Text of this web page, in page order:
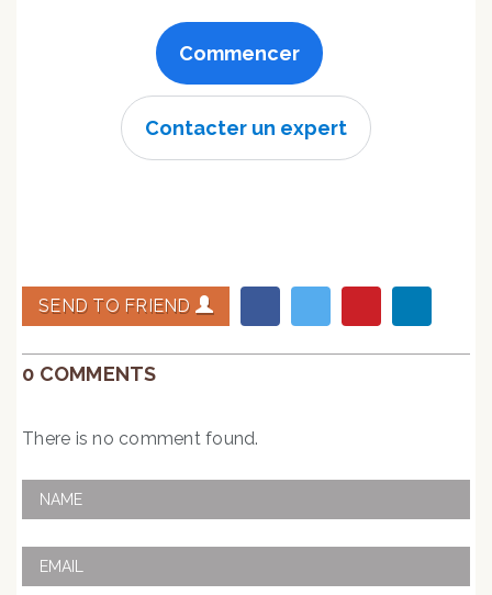
Commencer
Contacter un expert
SEND TO FRIEND
0 COMMENTS
There is no comment found.